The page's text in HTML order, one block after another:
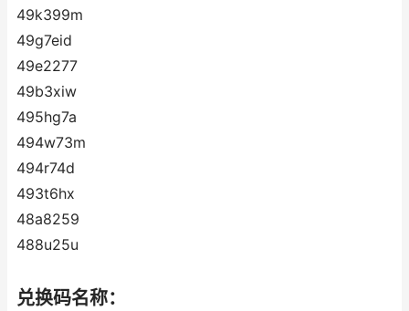
49k399m
49g7eid
49e2277
49b3xiw
495hg7a
494w73m
494r74d
493t6hx
48a8259
488u25u
兑换码名称：